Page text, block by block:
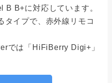
B+に対応しています。
タイプで、赤外線リモコ
では「HiFiBerry Digi+」